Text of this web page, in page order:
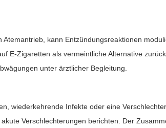
kann Entzündungsreaktionen
E‑Zigaretten als vermeintliche Alternative
unter ärztlicher Begleitung.
wiederkehrende Infekte oder eine
Verschlechterungen berichten. Der